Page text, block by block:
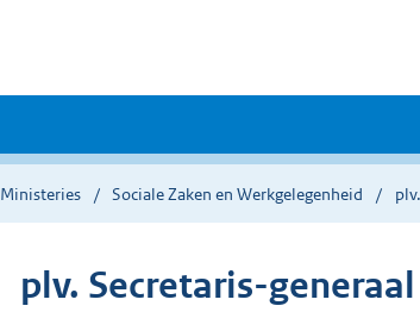
Ministeries Sociale Zaken en Werkgelegenheid
plv. Secretaris-generaal